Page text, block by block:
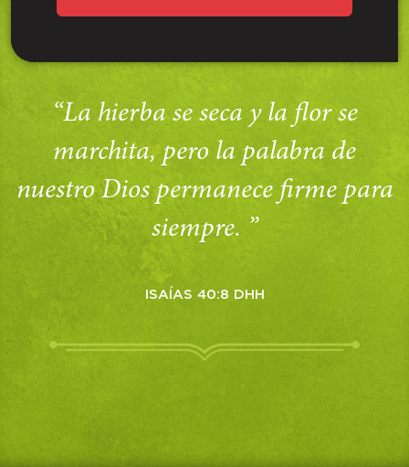
“La hierba se seca y la flor se
marchita, pero la palabra de
nuestro Dios permanece firme para
siempre. ”
ISAÍAS 40:8 DHH